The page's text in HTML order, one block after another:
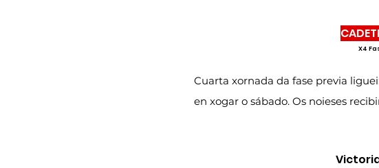
X4
Cuarta xornada da fase previa
en xogar o sábado. Os noieses